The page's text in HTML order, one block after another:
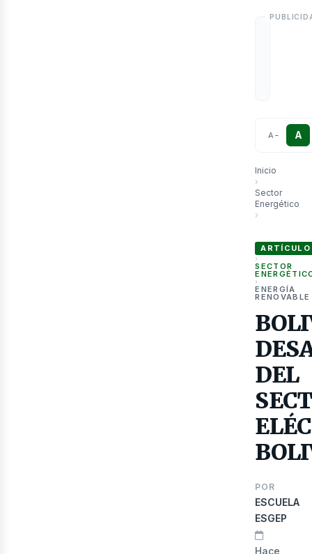
A − A
Inicio
›
Sector
Energético
›
ARTÍCULO
›
SECTOR
›
ENERGÍA
RENOVABLE
DEL
POR
ESCUELA
ESGEP
Hace